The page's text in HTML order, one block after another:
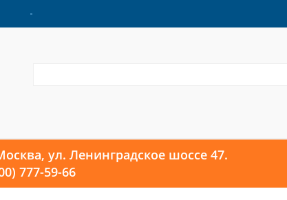
ул. Ленинградское шоссе 47.
777-59-66